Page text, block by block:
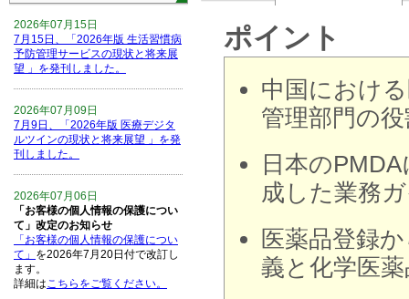
ポイント
中国におけ
管理部門の
日本の
成した業務
医薬品登録
義と化学医
2026年07月15日
7月15日、「2026年版 生活習慣病
予防管理サービスの現状と将来展
望 」を発刊しました。
2026年07月09日
7月9日、「2026年版 医療デジタ
ルツインの現状と将来展望 」を発
刊しました。
2026年07月06日
「お客様の個人情報の保護につい
て」改定のお知らせ
「お客様の個人情報の保護につい
て」 を2026年7月20日付で改訂し
ます。
詳細はこちらをご覧ください。